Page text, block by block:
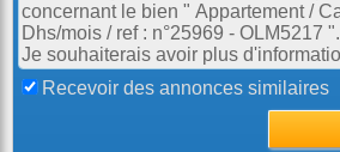
Recevoir des annonces similaires